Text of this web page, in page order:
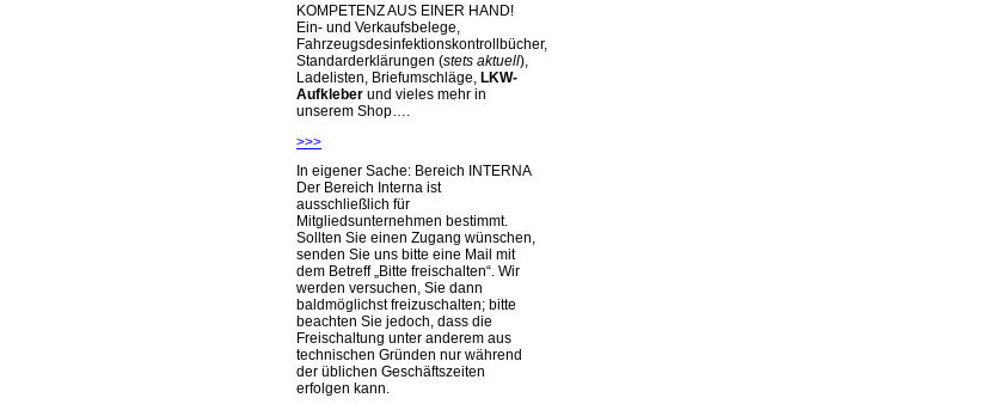
KOMPETENZ AUS EINER HAND!
Ein- und Verkaufsbelege,
Fahrzeugsdesinfektionskontrollbücher,
Standarderklärungen (stets aktuell),
Ladelisten, Briefumschläge, LKW-
Aufkleber und vieles mehr in
unserem Shop….
>>>
In eigener Sache: Bereich INTERNA
Der Bereich Interna ist
ausschließlich für
Mitgliedsunternehmen bestimmt.
Sollten Sie einen Zugang wünschen,
senden Sie uns bitte eine Mail mit
dem Betreff „Bitte freischalten“. Wir
werden versuchen, Sie dann
baldmöglichst freizuschalten; bitte
beachten Sie jedoch, dass die
Freischaltung unter anderem aus
technischen Gründen nur während
der üblichen Geschäftszeiten
erfolgen kann.